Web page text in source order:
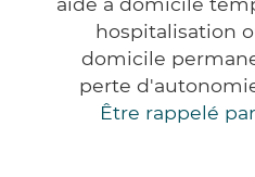
hospitalisation
domicile
perte
Être rappelé